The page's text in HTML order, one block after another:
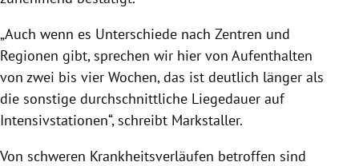
„Auch wenn es Unterschiede nach Zentren und
Regionen gibt, sprechen wir hier von Aufenthalten
von zwei bis vier Wochen, das ist deutlich länger als
die sonstige durchschnittliche Liegedauer auf
Intensivstationen“, schreibt Markstaller.
Von schweren Krankheitsverläufen betroffen sind